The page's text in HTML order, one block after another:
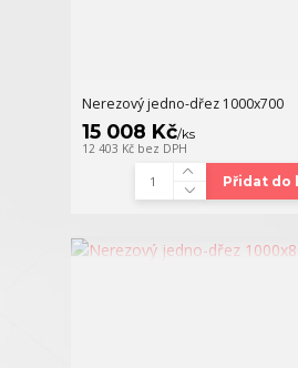
Nerezový jedno-dřez 1000x700
15 008 Kč/ks
12 403 Kč bez DPH
Přidat do